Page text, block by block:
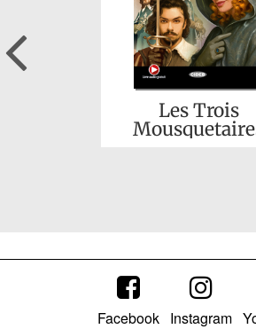
Les Trois
Facebook Instagram